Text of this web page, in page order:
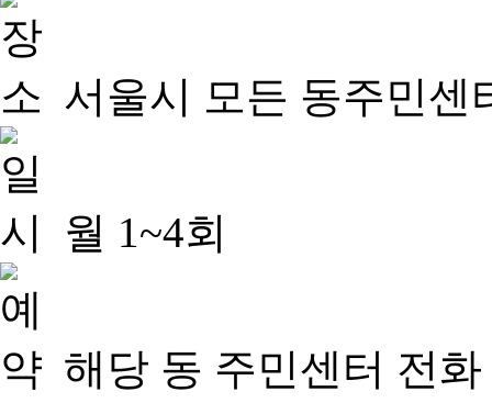
서울시 모든 동주민센
월 1~4회
해당 동 주민센터 전